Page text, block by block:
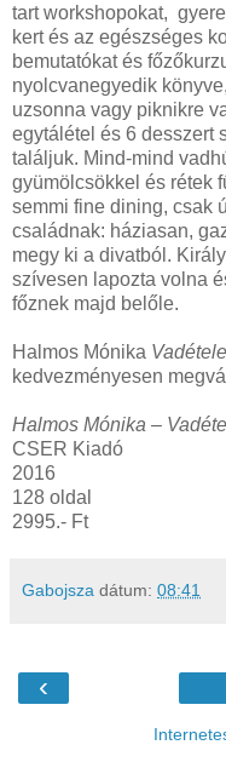
tart workshopokat,
kert és az egészséges
bemutatókat és
nyolcvanegyedik
uzsonna vagy piknikre
egytálétel és 6 desszert
találjuk. Mind-mind
gyümölcsökkel és rétek
semmi fine dining, csak
családnak: háziasan,
megy ki a divatból.
szívesen lapozta volna
főznek majd belőle.
Halmos Mónika
kedvezményesen
Halmos Mónika –
CSER Kiadó
2016
128 oldal
2995.- Ft
Gabojsza dátum: 08:41
‹